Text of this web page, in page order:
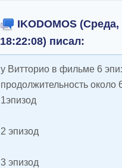
IKODOMOS
18:22:08) писал:
у Витторио в фильме 6
продолжительность около
1эпизод
2 эпизод
3 эпизод